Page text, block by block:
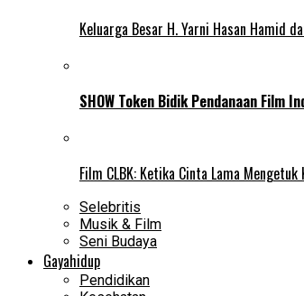
Keluarga Besar H. Yarni Hasan Hamid
SHOW Token Bidik Pendanaan Film
Film CLBK: Ketika Cinta Lama
Selebritis
Musik & Film
Seni Budaya
Gayahidup
Pendidikan